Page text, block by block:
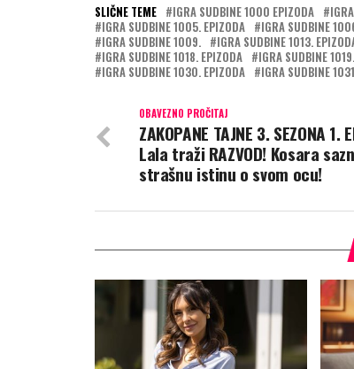
SLIČNE TEME IGRA SUDBINE 1000 EPIZODA
IGRA SUDBINE 1005. EPIZODA
IGRA SUDBINE
IGRA SUDBINE 1009.
IGRA SUDBINE 1013.
IGRA SUDBINE 1018. EPIZODA
IGRA SUDBINE
IGRA SUDBINE 1030. EPIZODA
IGRA SUDBINE
OBAVEZNO PROČITAJ
ZAKOPANE TAJNE 3. SEZONA 1.
Lala traži RAZVOD! Kosara
strašnu istinu o svom ocu!